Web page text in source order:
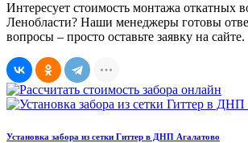
Интересует стоимость монтажа откатных
Ленобласти? Наши менеджеры готовы
вопросы – просто оставьте заявку на сайте.
Установка забора из сетки Гиттер в ДНП Агалатово